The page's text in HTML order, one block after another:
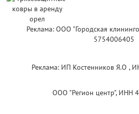
Реклама: ООО "Городская
5754006405
Реклама: ИП Костенников Я.О ,
ООО "Регион центр", ИНН